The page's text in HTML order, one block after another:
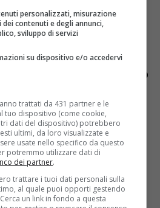
sia sufficiente. Comuni i
risorse a
al passato e
sospeso anche per loro
fanno fatica a
certificato
Moretti, “senza che
spese parole per la
e dilettantesca
personalizzati, misurazione
contenuti e degli annunci,
sviluppo di servizi
su dispositivo e/o accedervi
trattati da 431 partner e le
tuo dispositivo (come cookie,
dati del dispositivo) potrebbero
ultimi, da loro visualizzate e
usate nello specifico da questo
potremmo utilizzare dati di
dei partner.
trattare i tuoi dati personali sulla
al quale puoi opporti gestendo
un link in fondo a questa